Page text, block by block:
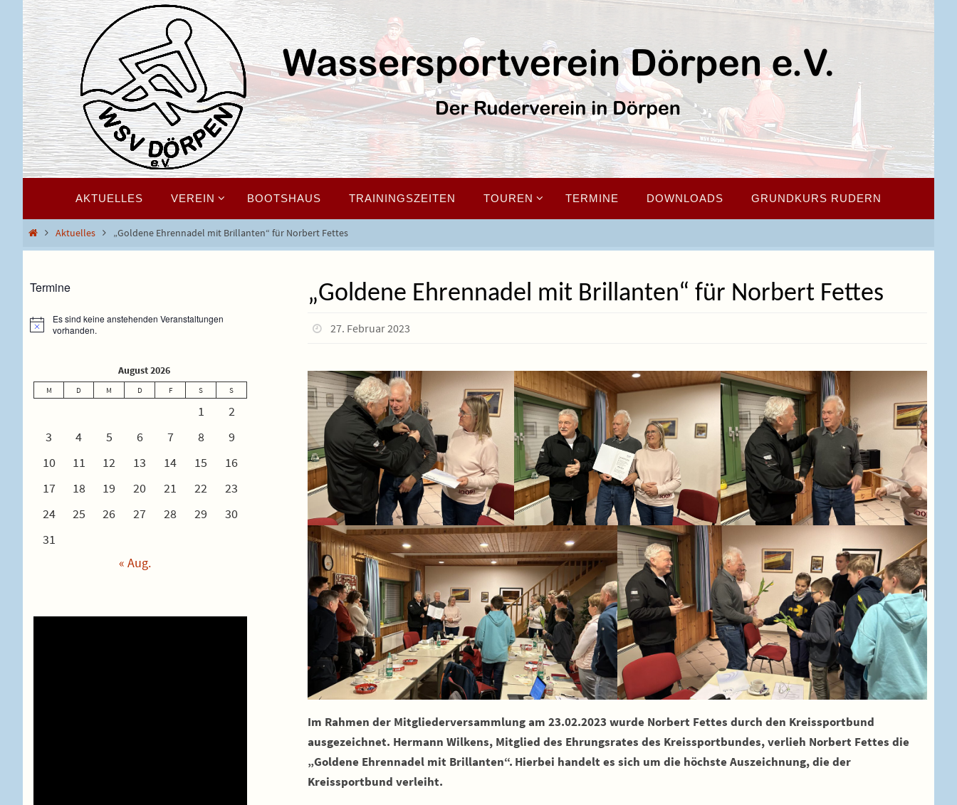
Inhalt
springen
springen
AKTUELLES VEREIN BOOTSHAUS TRAININGSZEITEN TOUREN TERMINE DOWNLOADS GRUNDKURS RUDERN
StartAktuelles „Goldene Ehrennadel mit Brillanten“ für Norbert Fettes
„Goldene Ehrennadel mit Brillanten“ für Norbert Fettes
27. Februar 2023
Im Rahmen der Mitgliederversammlung am 23.02.2023 wurde Norbert Fettes durch den Kreissportbund
ausgezeichnet. Hermann Wilkens, Mitglied des Ehrungsrates des Kreissportbundes, verlieh Norbert Fettes die
„Goldene Ehrennadel mit Brillanten“. Hierbei handelt es sich um die höchste Auszeichnung, die der
Kreissportbund verleiht.
Termine
Hinweis
Es sind keine anstehenden Veranstaltungen
vorhanden.
August 2026
M D M D F S S
1
2
3
4 5 6 7 8
9
10
11 12 13 14 15
16
17
18 19 20 21 22
23
24
25 26 27 28 29
30
31
« Aug.